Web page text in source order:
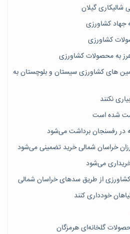
جهاد کشاورزی
کشاورزی
هکتار از زمین های کشاورزی سیستان و بلوچستان به
نکنند
خراسان شمالی خرید تضمینی می‌شود
خریداری می‌شود
خودداری کنند
گلخانه‌ای هرمزگان